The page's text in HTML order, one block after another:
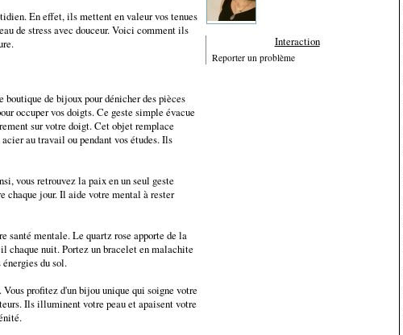
En effet, ils mettent en valeur vos tenues
de stress avec douceur. Voici comment ils
de bijoux pour dénicher des pièces
occuper vos doigts. Ce geste simple évacue
sur votre doigt. Cet objet remplace
au travail ou pendant vos études. Ils
vous retrouvez la paix en un seul geste
chaque jour. Il aide votre mental à rester
santé mentale. Le quartz rose apporte de la
chaque nuit. Portez un bracelet en malachite
du sol.
profitez d'un bijou unique qui soigne votre
Ils illuminent votre peau et apaisent votre
Interaction
Reporter un problème